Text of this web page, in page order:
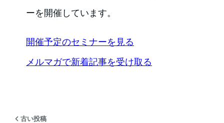
ーを開催しています。
開催予定のセミナーを見る
メルマガで新着記事を受け取る
古い投稿